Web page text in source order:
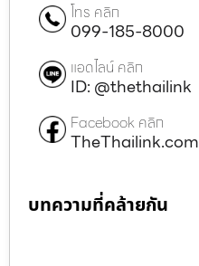
โทร คลิก
099-185-8000
แอดไลน์ คลิก
ID: @thethailink
Facebook คลิก
TheThailink.com
บทความที่คล้ายกัน